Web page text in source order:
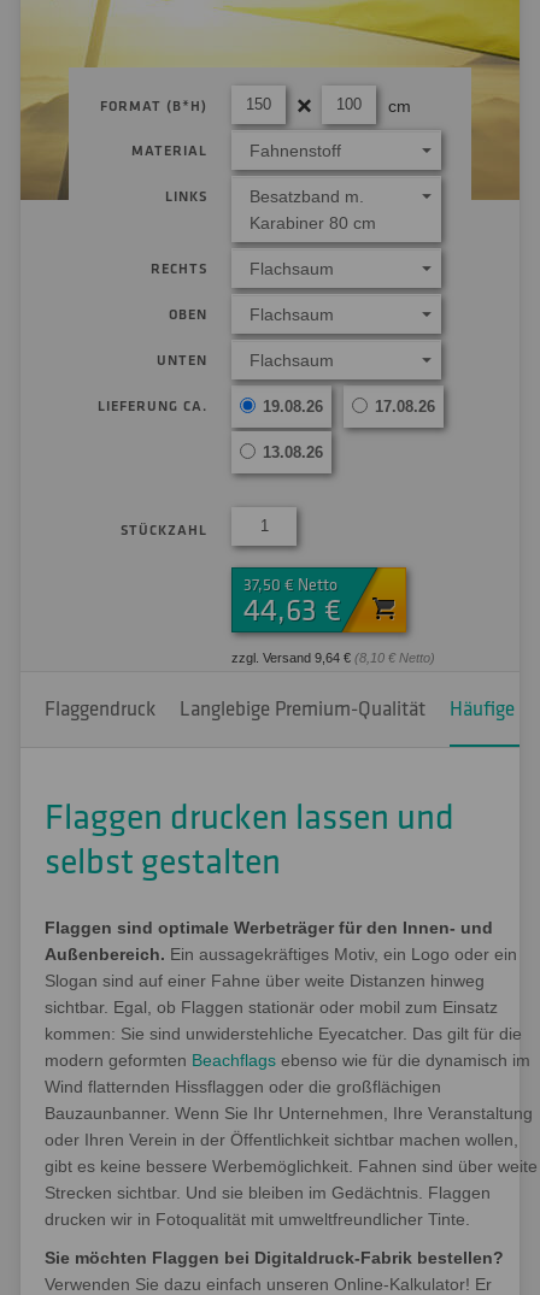
FORMAT (B*H) cm
MATERIAL Fahnenstoff
LINKS
Besatzband m.
Karabiner 80 cm
RECHTS Flachsaum
OBEN Flachsaum
UNTEN Flachsaum
LIEFERUNG CA. 19.08.26 17.08.26
13.08.26
STÜCKZAHL
37,50 € Netto
44,63 €
zzgl. Versand 9,64 € (8,10 € Netto)
Flaggendruck Langlebige Premium-Qualität Häufige
Flaggen drucken lassen und
selbst gestalten
Flaggen sind optimale Werbeträger für den Innen- und
Außenbereich. Ein aussagekräftiges Motiv, ein Logo oder ein
Slogan sind auf einer Fahne über weite Distanzen hinweg
sichtbar. Egal, ob Flaggen stationär oder mobil zum Einsatz
kommen: Sie sind unwiderstehliche Eyecatcher. Das gilt für die
modern geformten Beachflags ebenso wie für die dynamisch im
Wind flatternden Hissflaggen oder die großflächigen
Bauzaunbanner. Wenn Sie Ihr Unternehmen, Ihre Veranstaltung
oder Ihren Verein in der Öffentlichkeit sichtbar machen wollen,
gibt es keine bessere Werbemöglichkeit. Fahnen sind über weite
Strecken sichtbar. Und sie bleiben im Gedächtnis. Flaggen
drucken wir in Fotoqualität mit umweltfreundlicher Tinte.
Sie möchten Flaggen bei Digitaldruck-Fabrik bestellen?
Verwenden Sie dazu einfach unseren Online-Kalkulator! Er